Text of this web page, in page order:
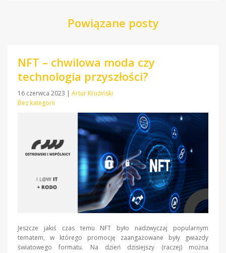
Powiązane posty
NFT – chwilowa moda czy
technologia przyszłości?
16 czerwca 2023 | Artur Kruziński
Bez kategorii
Jeszcze jakiś czas temu NFT było nadzwyczaj popularnym
tematem, w którego promocję zaangażowane były gwiazdy
światowego formatu. Na dzień dzisiejszy (raczej) można